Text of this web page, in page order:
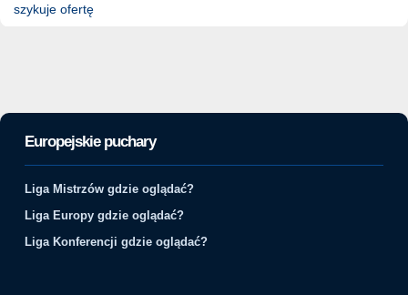
szykuje ofertę
Europejskie puchary
Liga Mistrzów gdzie oglądać?
Liga Europy gdzie oglądać?
Liga Konferencji gdzie oglądać?